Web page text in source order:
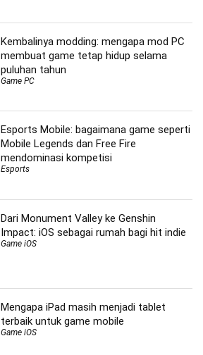
Kembalinya modding: mengapa mod PC
membuat game tetap hidup selama
puluhan tahun
Game PC
Esports Mobile: bagaimana game seperti
Mobile Legends dan Free Fire
mendominasi kompetisi
Esports
Dari Monument Valley ke Genshin
Impact: iOS sebagai rumah bagi hit indie
Game iOS
Mengapa iPad masih menjadi tablet
terbaik untuk game mobile
Game iOS